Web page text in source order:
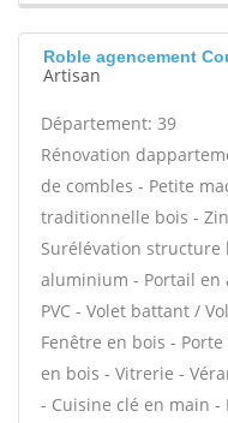
Roble agencement
Artisan
Département: 39
Rénovation
de combles - Petite
traditionnelle bois -
Surélévation structure
aluminium - Portail en
PVC - Volet battant /
Fenêtre en bois -
en bois - Vitrerie -
- Cuisine clé en main -